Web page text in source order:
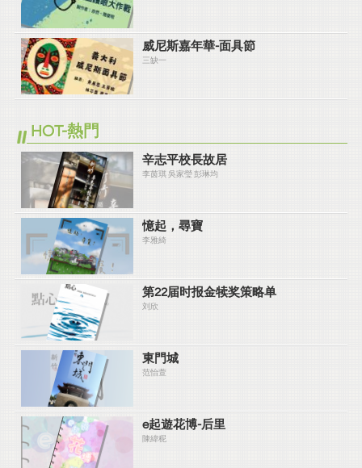
威尼斯嘉年華-面具節
三缺一
HOT-熱門
辛志平校長故居
李茵琪 吳家瑩 彭琳均
憶起，尋寶
李雅綺
第22届时报金犊奖策略单
刘欣
東門城
范怡萱
e起遊花博-后里
陳緯秜